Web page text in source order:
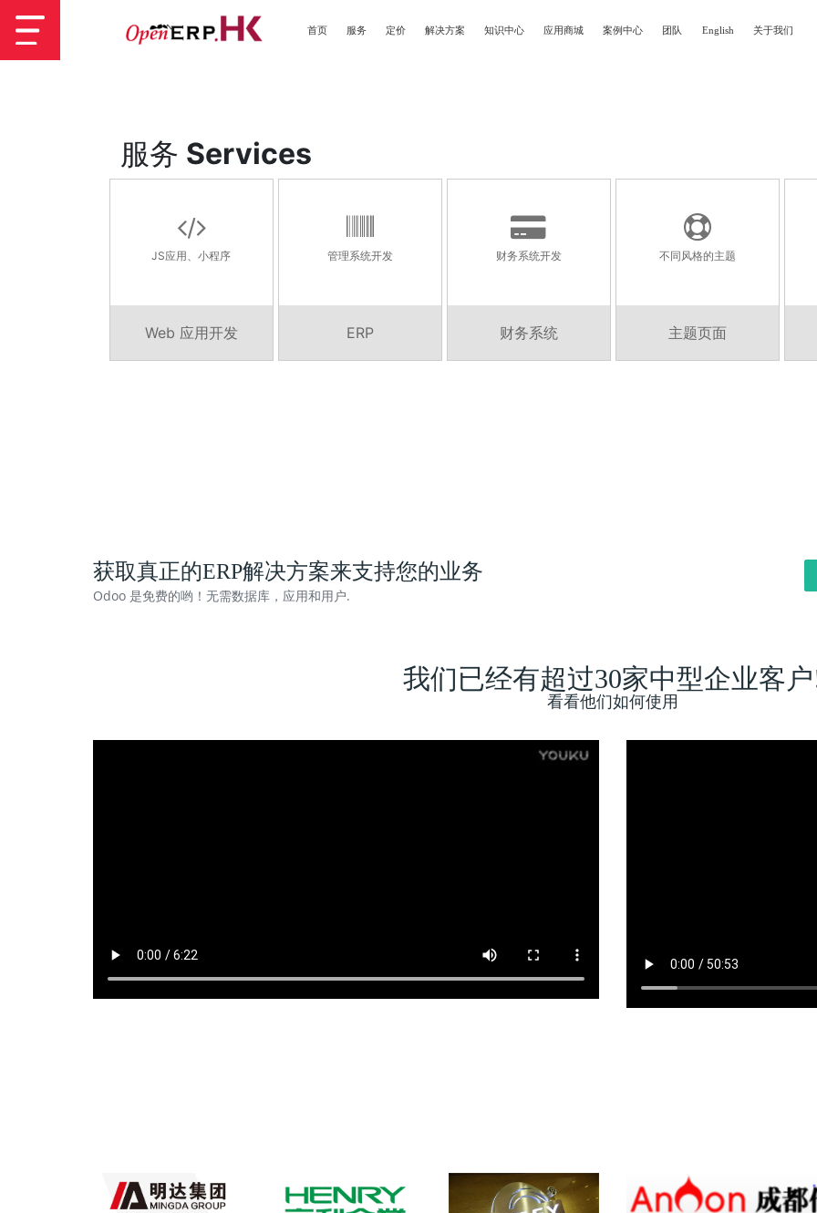
首页 服务 定价 解决方案 知识中心 应用商城 案例中心 团队 English 关于我们
获取真正的ERP解决方案来支持您的业务
Odoo 是免费的哟！无需数据库，应用和用户.
我们已经有超过30家中型企业客
看看他们如何使用